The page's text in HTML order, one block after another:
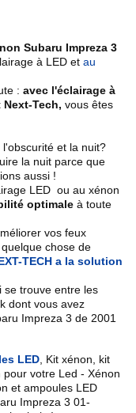
Subaru Impreza 3
à LED et au
: avec l'éclairage à
Next-Tech, vous êtes
et la nuit?
la nuit parce que
aussi !
LED ou au xénon
optimale à toute
vos feux
chose de
TECH a la solution
se trouve entre les
dont vous avez
Impreza 3 de 2001
LED Kit xénon, kit
pour votre Led - Xénon
et ampoules LED
Impreza 3 01-